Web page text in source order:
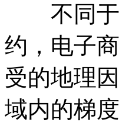
不同于
约，电子
受的地理
域内的梯